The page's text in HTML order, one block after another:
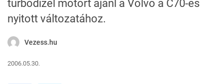
turbódízel motort ajánl a Volvo a C70-es
nyitott változatához.
Vezess.hu
2006.05.30.